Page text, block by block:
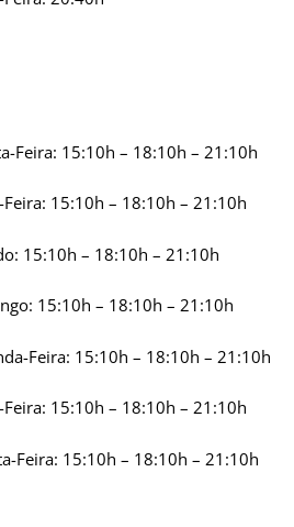
Feira: 15:10h – 18:10h – 21:10h
15:10h – 18:10h – 21:10h
15:10h – 18:10h – 21:10h
15:10h – 18:10h – 21:10h
Feira: 15:10h – 18:10h – 21:10h
15:10h – 18:10h – 21:10h
Feira: 15:10h – 18:10h – 21:10h